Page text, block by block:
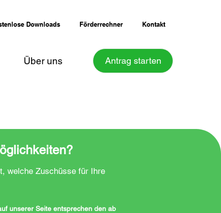
Downloads Förderrechner Kontakt
Über uns Antrag starten
welche Zuschüsse für Ihre
unserer Seite entsprechen den ab